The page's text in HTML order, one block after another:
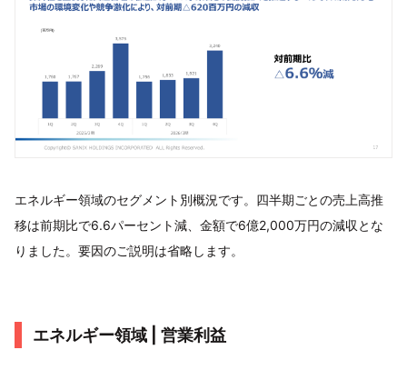
エネルギー領域のセグメント別概況です。四半期ごとの売上高推
移は前期比で6.6パーセント減、金額で6億2,000万円の減収とな
りました。要因のご説明は省略します。
エネルギー領域 | 営業利益